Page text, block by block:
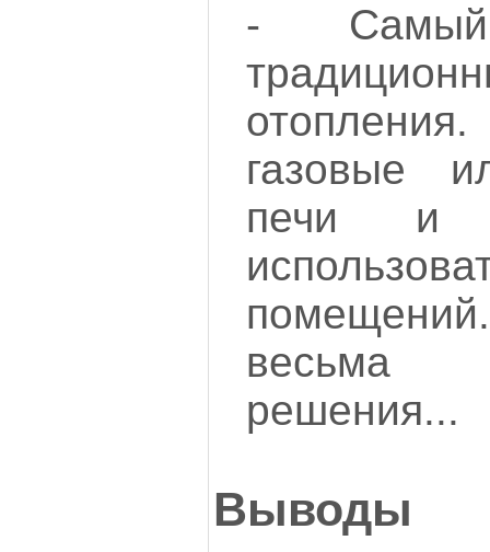
-
газовые
печи и
весьма
решения...
Выводы